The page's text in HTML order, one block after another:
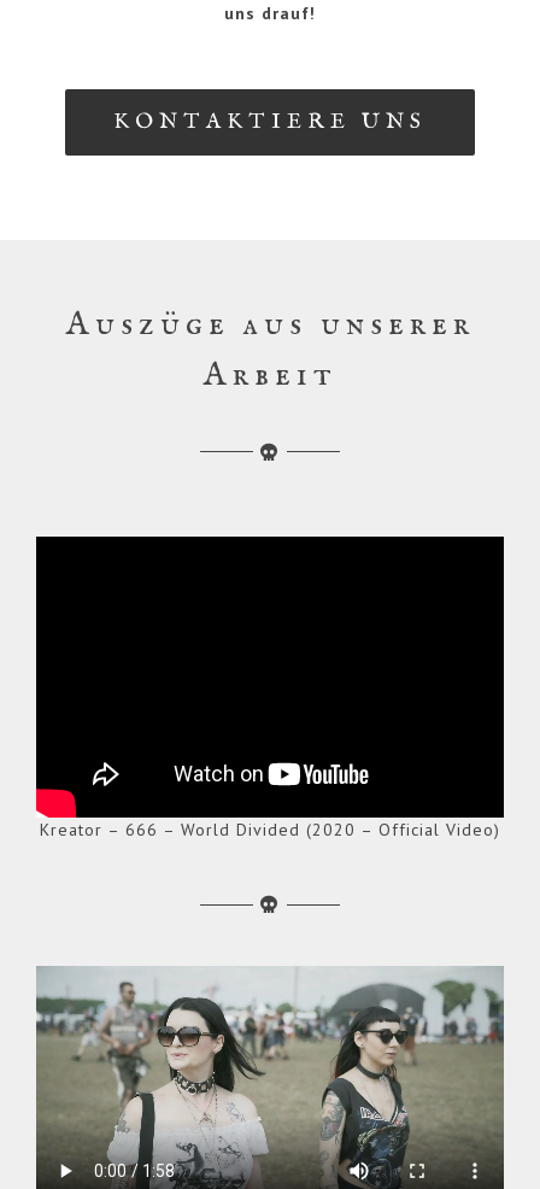
uns drauf!
KONTAKTIERE UNS
Auszüge aus unserer
Arbeit
Kreator – 666 – World Divided (2020 – Official Video)